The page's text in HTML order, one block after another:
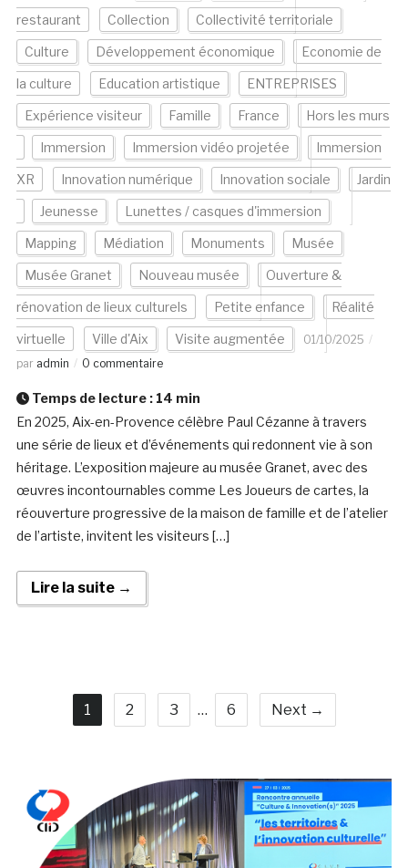
restaurant Collection Collectivité territoriale
Culture Développement économique Economie de
la culture Education artistique ENTREPRISES
Expérience visiteur Famille France Hors les murs
Immersion Immersion vidéo projetée Immersion
XR Innovation numérique Innovation sociale Jardin
Jeunesse Lunettes / casques d'immersion
Mapping Médiation Monuments Musée
Musée Granet Nouveau musée Ouverture &
rénovation de lieux culturels Petite enfance Réalité
virtuelle Ville d'Aix Visite augmentée
01/10/2025
par admin 0 commentaire
Temps de lecture : 14 min
En 2025, Aix-en-Provence célèbre Paul Cézanne à travers
une série de lieux et d’événements qui redonnent vie à son
héritage. L’exposition majeure au musée Granet, avec des
œuvres incontournables comme Les Joueurs de cartes, la
réouverture progressive de la maison de famille et de l’atelier
de l’artiste, invitent les visiteurs […]
Lire la suite →
1 2 3 … 6 Next →